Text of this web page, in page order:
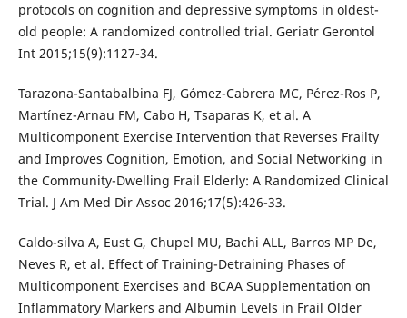
protocols on cognition and depressive symptoms in oldest-
old people: A randomized controlled trial. Geriatr Gerontol
Int 2015;15(9):1127-34.
Tarazona-Santabalbina FJ, Gómez-Cabrera MC, Pérez-Ros P,
Martínez-Arnau FM, Cabo H, Tsaparas K, et al. A
Multicomponent Exercise Intervention that Reverses Frailty
and Improves Cognition, Emotion, and Social Networking in
the Community-Dwelling Frail Elderly: A Randomized Clinical
Trial. J Am Med Dir Assoc 2016;17(5):426-33.
Caldo-silva A, Eust G, Chupel MU, Bachi ALL, Barros MP De,
Neves R, et al. Effect of Training-Detraining Phases of
Multicomponent Exercises and BCAA Supplementation on
Inflammatory Markers and Albumin Levels in Frail Older